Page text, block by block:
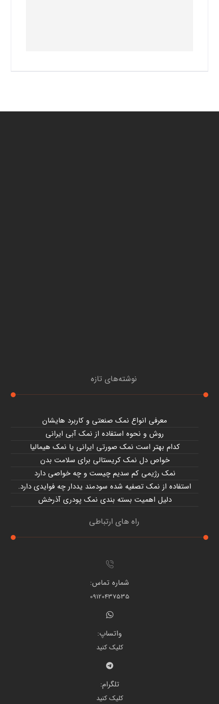
نوشته‌های تازه
معرفی انواع نمک صنعتی و کاربرد هایشان
روش و نحوه استفاده از نمک آبی ایرانی
کدام بهتر است نمک صورتی ایرانی یا نمک هیمالیا
خواص دل نمک کریستالی برای سلامت بدن
نمک رژیمی کم سدیم چیست و چه خواصی دارد
استفاده از نمک تصفیه شده سودمند یددار چه فوایدی دارد.
دلیل اهمیت بسته بندی نمک پودری آذرخش
راه های ارتباطی
شماره تماس:
09120437535
واتساپ:
کلیک کنید
تلگرام:
کلیک کنید